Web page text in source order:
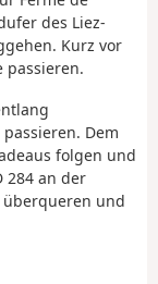
des Liez-
Kurz vor
passieren.
Dem
folgen und
284 an der
überqueren und